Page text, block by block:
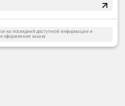
на последней доступной информации и
оформления заказа